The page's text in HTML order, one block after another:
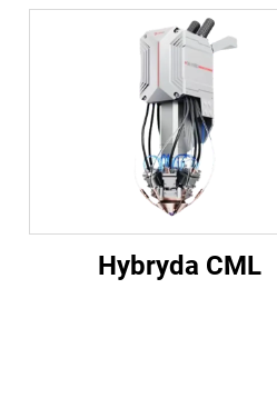
Hybryda CML